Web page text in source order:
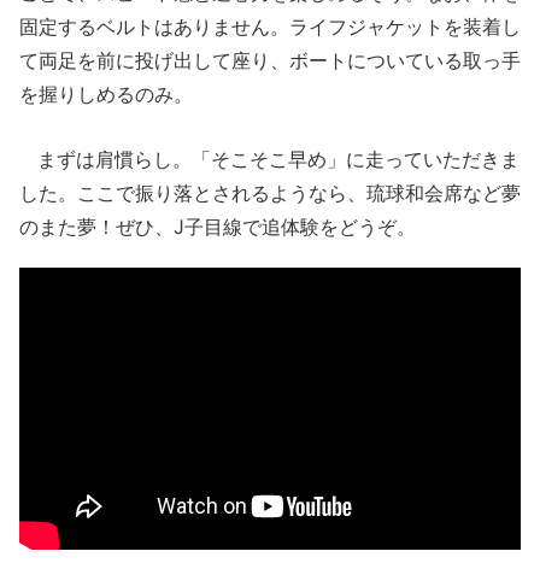
固定するベルトはありません。ライフジャケットを装着し
て両足を前に投げ出して座り、ボートについている取っ手
を握りしめるのみ。
まずは肩慣らし。「そこそこ早め」に走っていただきま
した。ここで振り落とされるようなら、琉球和会席など夢
のまた夢！ぜひ、J子目線で追体験をどうぞ。